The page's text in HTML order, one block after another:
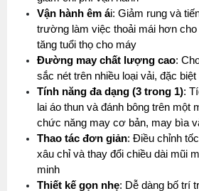
Vận hành êm ái: Giảm rung và
trường làm việc thoải mái hơn
tăng tuổi thọ cho máy
Đường may chất lượng cao:
sắc nét trên nhiều loại vải, đặc
Tính năng đa dạng (3 trong 1):
lai áo thun và đánh bông trên một
chức năng may cơ bản, may bìa
Thao tác đơn giản: Điều chỉnh
xâu chỉ và thay đổi chiều dài mũi
minh
Thiết kế gọn nhẹ: Dễ dàng bố trí